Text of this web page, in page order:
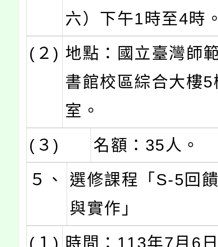
六）下午1時至4時
(２) 地點：國立臺灣師
書館校區綜合大樓
室。
(３)
名額：35人。
５、
選修課程「S-5回
與實作」
(１) 時間：113年7月6